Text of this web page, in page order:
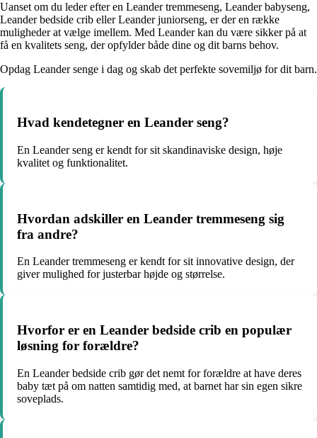
Uanset om du leder efter en Leander tremmeseng, Leander babyseng,
Leander bedside crib eller Leander juniorseng, er der en række
muligheder at vælge imellem. Med Leander kan du være sikker på at
få en kvalitets seng, der opfylder både dine og dit barns behov.
Opdag Leander senge i dag og skab det perfekte sovemiljø for dit barn.
Hvad kendetegner en Leander seng?
En Leander seng er kendt for sit skandinaviske design, høje
kvalitet og funktionalitet.
Hvordan adskiller en Leander tremmeseng sig
fra andre?
En Leander tremmeseng er kendt for sit innovative design, der
giver mulighed for justerbar højde og størrelse.
Hvorfor er en Leander bedside crib en populær
løsning for forældre?
En Leander bedside crib gør det nemt for forældre at have deres
baby tæt på om natten samtidig med, at barnet har sin egen sikre
soveplads.